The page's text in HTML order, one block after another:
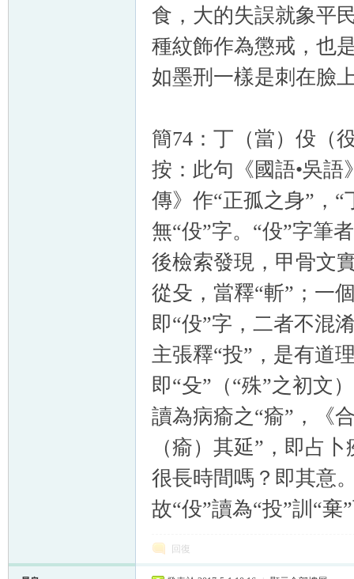
食，大的失誤就象平
種紋飾作為懲戒，也
如墨刑一樣是刺在臉
簡74：丁（當）伇（
按：此句《國語•吳語
傳》作“正孤之身”，“
無“伇”字。“伇”字筆
後檢索發現，甲骨文
從殳，當釋“斬”；一
即“伇”字，二者不混
主張釋“投”，是有道
即“殳”（“殊”之初文
讀為病瘉之“瘉”，《
（瘉）其延”，即占
很長時間嗎？即其意
故“伇”讀為“投”訓“棄
回復